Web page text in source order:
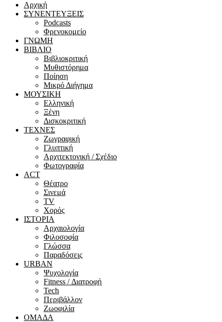
Αρχική
ΣΥΝΕΝΤΕΥΞΕΙΣ
Podcasts
Φρενοκομείο
ΓΝΩΜΗ
ΒΙΒΛΙΟ
Βιβλιοκριτική
Μυθιστόρημα
Ποίηση
Μικρό Διήγημα
ΜΟΥΣΙΚΗ
Ελληνική
Ξένη
Δισκοκριτική
ΤΕΧΝΕΣ
Ζωγραφική
Γλυπτική
Αρχιτεκτονική / Σχέδιο
Φωτογραφία
ACT
Θέατρο
Σινεμά
ΤV
Χορός
ΙΣΤΟΡΙΑ
Αρχαιολογία
Φιλοσοφία
Γλώσσα
Παραδόσεις
URBAN
Ψυχολογία
Fitness / Διατροφή
Tech
Περιβάλλον
Ζωοφιλία
ΟΜΑΔΑ